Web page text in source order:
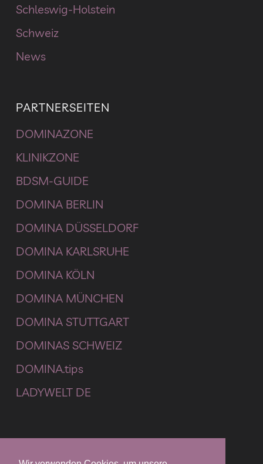
JUGENDSCHUTZ
PARTNERSEITEN
DOMINAZONE
KLINIKZONE
BDSM-GUIDE
DOMINA BERLIN
DOMINA DÜSSELDORF
DOMINA KARLSRUHE
DOMINA KÖLN
DOMINA MÜNCHEN
DOMINA STUTTGART
DOMINAS SCHWEIZ
DOMINA.tips
LADYWELT DE
Schleswig-Holstein
Schweiz
News